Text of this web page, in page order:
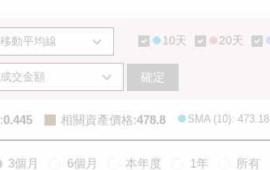
10天 20天
確定
:0.445 相關資產價格:478.8 SMA (10): 473.18
3個月 6個月 本年度 1年 所有